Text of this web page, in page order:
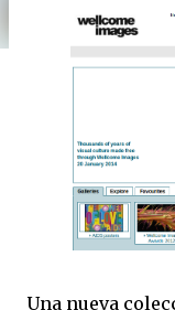
Una nueva